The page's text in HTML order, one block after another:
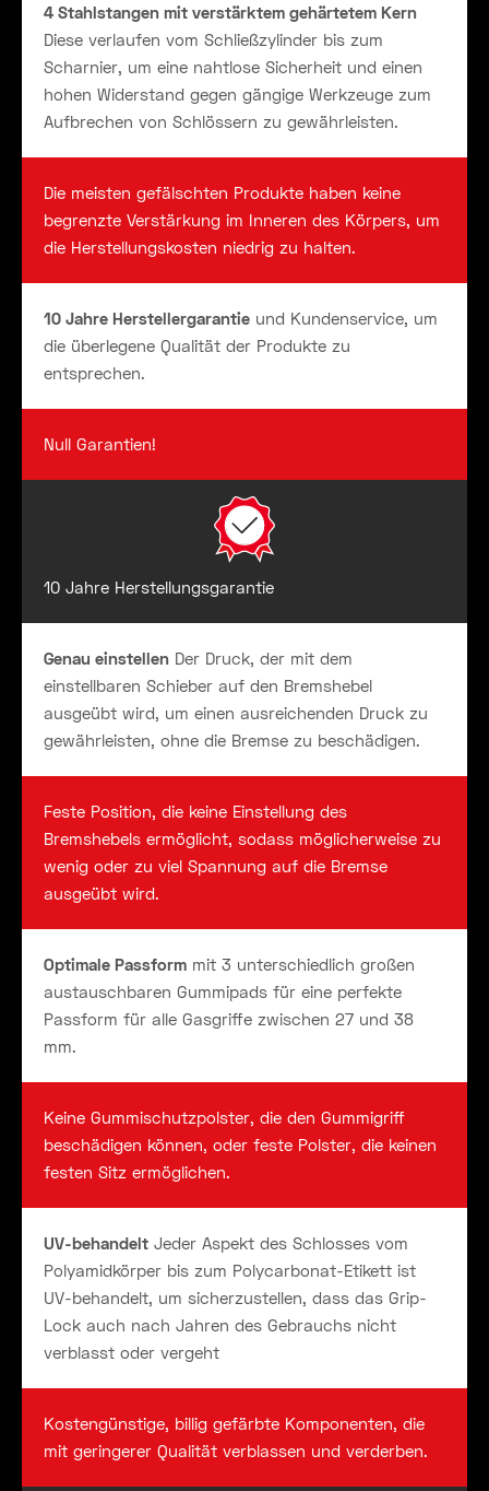
4 Stahlstangen mit verstärktem gehärtetem Kern
Diese verlaufen vom Schließzylinder bis zum
Scharnier, um eine nahtlose Sicherheit und einen
hohen Widerstand gegen gängige Werkzeuge zum
Aufbrechen von Schlössern zu gewährleisten.
Die meisten gefälschten Produkte haben keine
begrenzte Verstärkung im Inneren des Körpers, um
die Herstellungskosten niedrig zu halten.
10 Jahre Herstellergarantie und Kundenservice, um
die überlegene Qualität der Produkte zu
entsprechen.
Null Garantien!
10 Jahre Herstellungsgarantie
Genau einstellen Der Druck, der mit dem
einstellbaren Schieber auf den Bremshebel
ausgeübt wird, um einen ausreichenden Druck zu
gewährleisten, ohne die Bremse zu beschädigen.
Feste Position, die keine Einstellung des
Bremshebels ermöglicht, sodass möglicherweise zu
wenig oder zu viel Spannung auf die Bremse
ausgeübt wird.
Optimale Passform mit 3 unterschiedlich großen
austauschbaren Gummipads für eine perfekte
Passform für alle Gasgriffe zwischen 27 und 38
mm.
Keine Gummischutzpolster, die den Gummigriff
beschädigen können, oder feste Polster, die keinen
festen Sitz ermöglichen.
UV-behandelt Jeder Aspekt des Schlosses vom
Polyamidkörper bis zum Polycarbonat-Etikett ist
UV-behandelt, um sicherzustellen, dass das Grip-
Lock auch nach Jahren des Gebrauchs nicht
verblasst oder vergeht
Kostengünstige, billig gefärbte Komponenten, die
mit geringerer Qualität verblassen und verderben.